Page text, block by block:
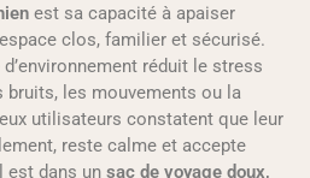
est sa capacité à apaiser
clos, familier et sécurisé.
réduit le stress
bruits, les mouvements ou la
utilisateurs constatent que leur
reste calme et accepte
est dans un sac de voyage doux,